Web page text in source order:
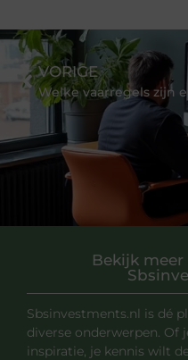
Bekijk
Sbsinvestments.nl is dé
diverse onderwerpen. Of
inspiratie, je kennis wilt
VORIGE